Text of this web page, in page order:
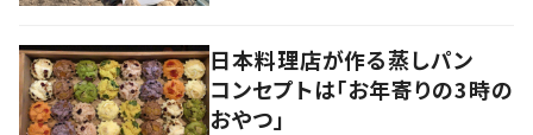
日本料理店が作る蒸しパン
コンセプトは「お年寄りの3時の
おやつ」